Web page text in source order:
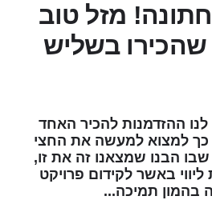
מזל טוב
שהכירו בשליש
ההזדמנות להכיר האחד
כך למצוא למעשה את החצי
הבנו שמצאנו זה את זו,
באשר לקידום פרויקט
בהמון תמיכה...